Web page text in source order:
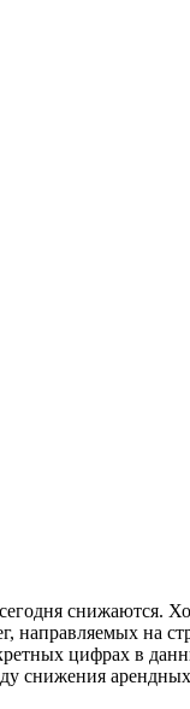
снижаются.
на
цифрах в
снижения